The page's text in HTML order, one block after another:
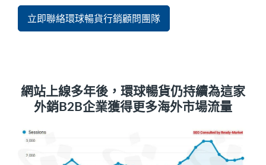
立即聯絡環球暢貨行銷顧問團隊
網站上線多年後，環球暢貨仍持續為這家
外銷B2B企業獲得更多海外市場流量